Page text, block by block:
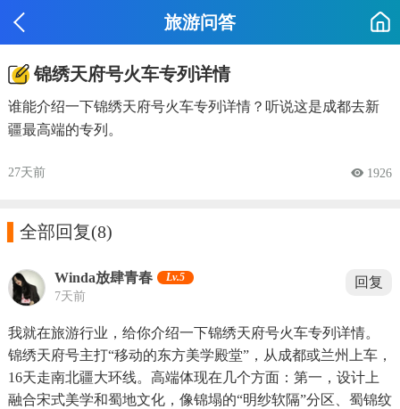
旅游问答
锦绣天府号火车专列详情
谁能介绍一下锦绣天府号火车专列详情？听说这是成都去新
疆最高端的专列。
27天前  1926
全部回复(8)
Winda放肆青春 Lv.5
7天前
回复
我就在旅游行业，给你介绍一下锦绣天府号火车专列详情。
锦绣天府号主打“移动的东方美学殿堂”，从成都或兰州上车，
16天走南北疆大环线。高端体现在几个方面：第一，设计上
融合宋式美学和蜀地文化，像锦塌的“明纱软隔”分区、蜀锦纹